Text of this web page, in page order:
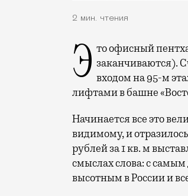
2 мин. чтения
Это офисный пентхаус с невзрачным названием F-375 (на этом невзрачности заканчиваются).
входом на 95-м
лифтами в башне
Начинается все это
видимому, и
рублей за 1 кв. м
смыслах слова: с
высотным в России и